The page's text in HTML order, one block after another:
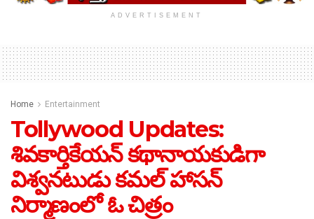
ADVERTISEMENT
Home Entertainment
Tollywood Updates:
శివకార్తికేయన్ క‌థానాయ‌కుడిగా
విశ్వ‌న‌టుడు క‌మ‌ల్ హాస‌న్
నిర్మాణంలో ఓ చిత్రం